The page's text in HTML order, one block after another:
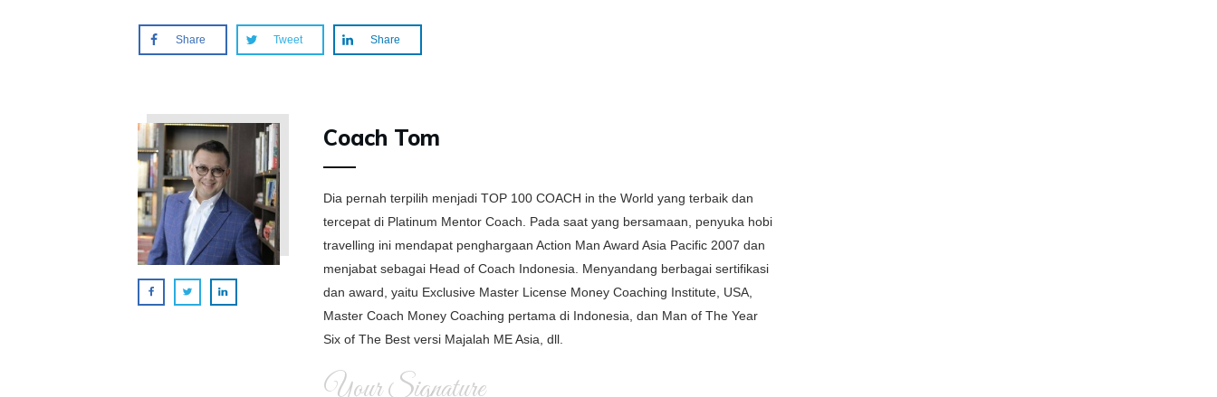
Share Tweet Share
Coach Tom
Dia pernah terpilih menjadi TOP 100 COACH in the World yang terbaik dan
tercepat di Platinum Mentor Coach. Pada saat yang bersamaan, penyuka hobi
travelling ini mendapat penghargaan Action Man Award Asia Pacific 2007 dan
menjabat sebagai Head of Coach Indonesia. Menyandang berbagai sertifikasi
dan award, yaitu Exclusive Master License Money Coaching Institute, USA,
Master Coach Money Coaching pertama di Indonesia, dan Man of The Year
Six of The Best versi Majalah ME Asia, dll.
Your Signature